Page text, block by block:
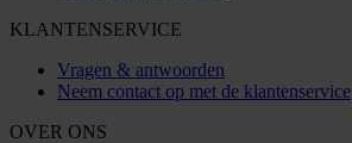
KLANTENSERVICE
Vragen & antwoorden
Neem contact op met de klantenservice
OVER ONS